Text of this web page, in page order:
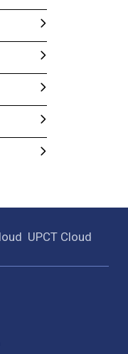
UPCT Cloud